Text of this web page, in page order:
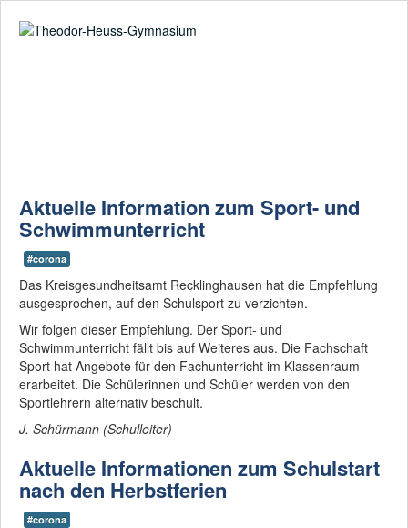
Am THG herrscht
Beginnen mit
"Bilingual" - enden
mit einem
CertiLingua-
Zertifikat
Das THG ist eine
Schule - schon ab
der 5ten Klasse!
Aktuelle Information zum Sport- und
Schwimmunterricht
#corona
Das Kreisgesundheitsamt Recklinghausen hat die Empfehlung
ausgesprochen, auf den Schulsport zu verzichten.
Wir folgen dieser Empfehlung. Der Sport- und
Schwimmunterricht fällt bis auf Weiteres aus. Die Fachschaft
Sport hat Angebote für den Fachunterricht im Klassenraum
erarbeitet. Die Schülerinnen und Schüler werden von den
Sportlehrern alternativ beschult.
J. Schürmann (Schulleiter)
Aktuelle Informationen zum Schulstart
nach den Herbstferien
#corona